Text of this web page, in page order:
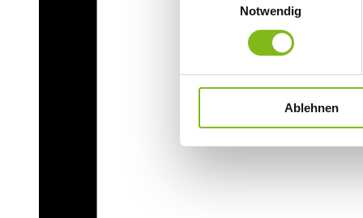
Notwendig
Ablehnen